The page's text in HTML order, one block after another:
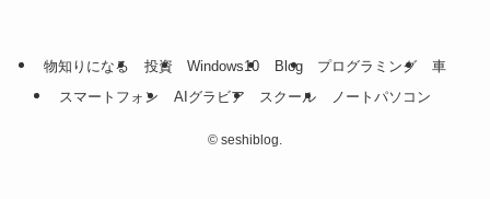
物知りになる 投資 Windows10 Blog プログラミング
車
スマートフォン
AIグラビア スクール ノートパソコン
© seshiblog.